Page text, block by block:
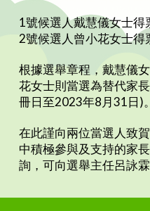
1號候選人戴慧儀女士得
2號候選人曾小花女士得
根據選舉章程，戴慧儀
花女士則當選為替代家
冊日至2023年8月31日)。
在此謹向兩位當選人致
中積極參與及支持的家
詢，可向選舉主任呂詠霖